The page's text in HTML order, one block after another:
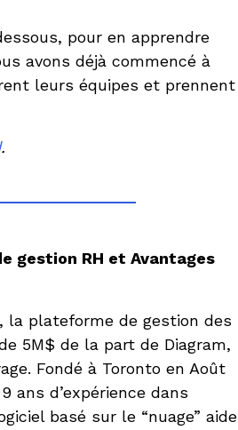
pour en apprendre
avons déjà commencé à
leurs équipes et prennent
.
gestion RH et Avantages
la plateforme de gestion des
5M$ de la part de Diagram,
Fondé à Toronto en Août
ans d’expérience dans
basé sur le “nuage” aide